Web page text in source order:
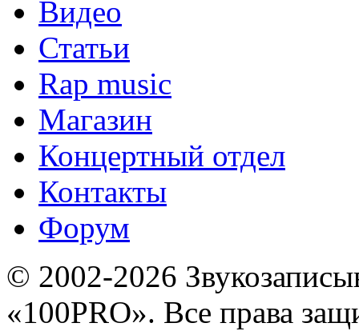
Видео
Статьи
Rap music
Магазин
Концертный отдел
Контакты
Форум
© 2002-2026
«100PRO». Все права